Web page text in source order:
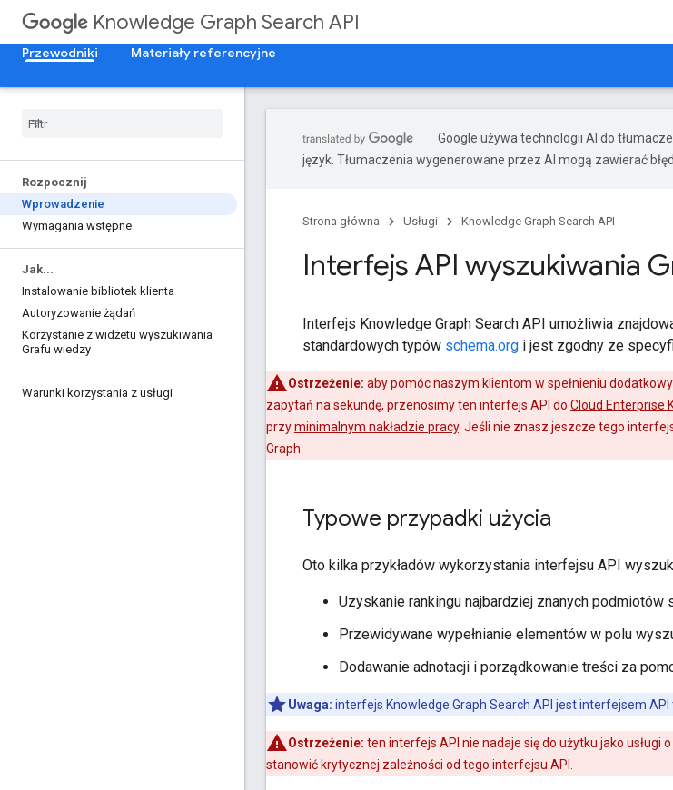
Knowledge Graph Search API
Przewodniki
Materiały referencyjne
Rozpocznij
Wprowadzenie
Wymagania wstępne
Jak...
Instalowanie bibliotek klienta
Autoryzowanie żądań
Korzystanie z widżetu wyszukiwania
Grafu wiedzy
Warunki korzystania z usługi
Google używa technologii AI do
język. Tłumaczenia wygenerowane przez AI mogą zawierać
Strona główna Usługi Knowledge Graph Search API
Interfejs API wyszukiwania
Interfejs Knowledge Graph Search API umożliwia
standardowych typów schema.org i jest zgodny ze
Ostrzeżenie: aby pomóc naszym klientom w spełnieniu
zapytań na sekundę, przenosimy ten interfejs API do Cloud Enterprise
przyminimalnym nakładzie pracy. Jeśli nie znasz jeszcze tego
Graph.
Typowe przypadki użycia
Oto kilka przykładów wykorzystania interfejsu API
Uzyskanie rankingu najbardziej znanych podmiotów
Przewidywane wypełnianie elementów w polu
Dodawanie adnotacji i porządkowanie treści za
Uwaga: interfejs Knowledge Graph Search API jest interfejsem API
Ostrzeżenie: ten interfejs API nie nadaje się do użytku jako
stanowić krytycznej zależności od tego interfejsu API.